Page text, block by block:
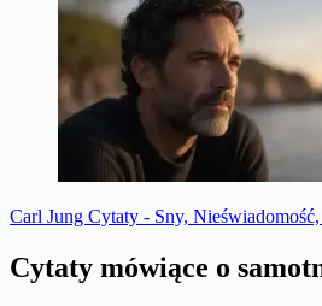
Carl Jung Cytaty - Sny,
Cytaty mówiące o